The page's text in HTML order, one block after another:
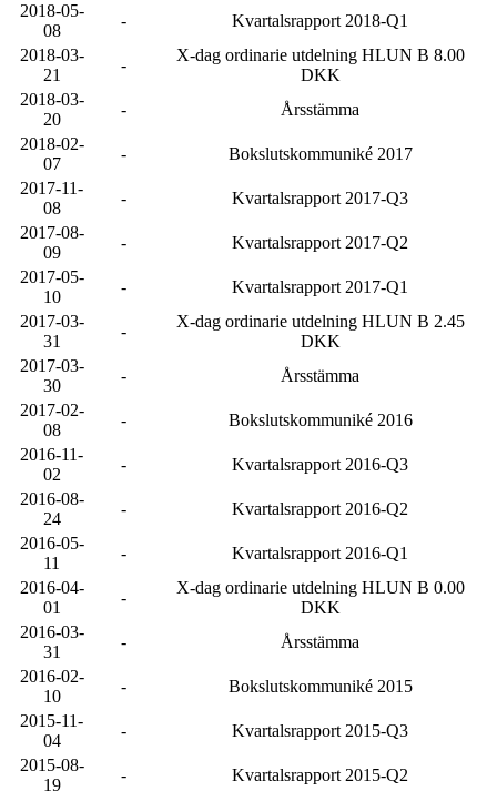
2018-05-
08
-
Kvartalsrapport 2018-Q1
2018-03-
21
-
X-dag ordinarie utdelning HLUN B 8.00
DKK
2018-03-
20
-
Årsstämma
2018-02-
07
-
Bokslutskommuniké 2017
2017-11-
08
-
Kvartalsrapport 2017-Q3
2017-08-
09
-
Kvartalsrapport 2017-Q2
2017-05-
10
-
Kvartalsrapport 2017-Q1
2017-03-
31
-
X-dag ordinarie utdelning HLUN B 2.45
DKK
2017-03-
30
-
Årsstämma
2017-02-
08
-
Bokslutskommuniké 2016
2016-11-
02
-
Kvartalsrapport 2016-Q3
2016-08-
24
-
Kvartalsrapport 2016-Q2
2016-05-
11
-
Kvartalsrapport 2016-Q1
2016-04-
01
-
X-dag ordinarie utdelning HLUN B 0.00
DKK
2016-03-
31
-
Årsstämma
2016-02-
10
-
Bokslutskommuniké 2015
2015-11-
04
-
Kvartalsrapport 2015-Q3
2015-08-
19
-
Kvartalsrapport 2015-Q2